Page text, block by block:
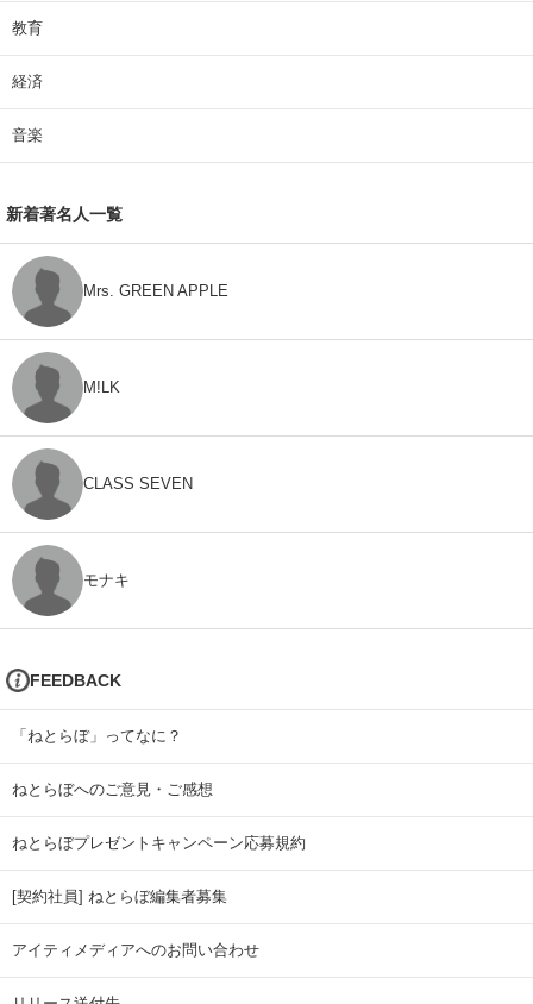
教育
経済
音楽
新着著名人一覧
Mrs. GREEN APPLE
M!LK
CLASS SEVEN
モナキ
FEEDBACK
「ねとらぼ」ってなに？
ねとらぼへのご意見・ご感想
ねとらぼプレゼントキャンペーン応募規約
[契約社員] ねとらぼ編集者募集
アイティメディアへのお問い合わせ